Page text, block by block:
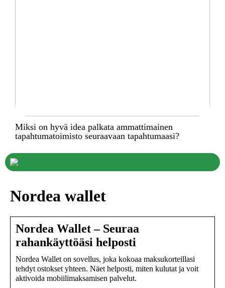
Miksi on hyvä idea palkata ammattimainen
tapahtumatoimisto seuraavaan tapahtumaasi?
Nordea wallet
Nordea Wallet – Seuraa
rahankäyttöäsi helposti
Nordea Wallet on sovellus, joka kokoaa maksukorteillasi
tehdyt ostokset yhteen. Näet helposti, miten kulutat ja voit
aktivoida mobiilimaksamisen palvelut.